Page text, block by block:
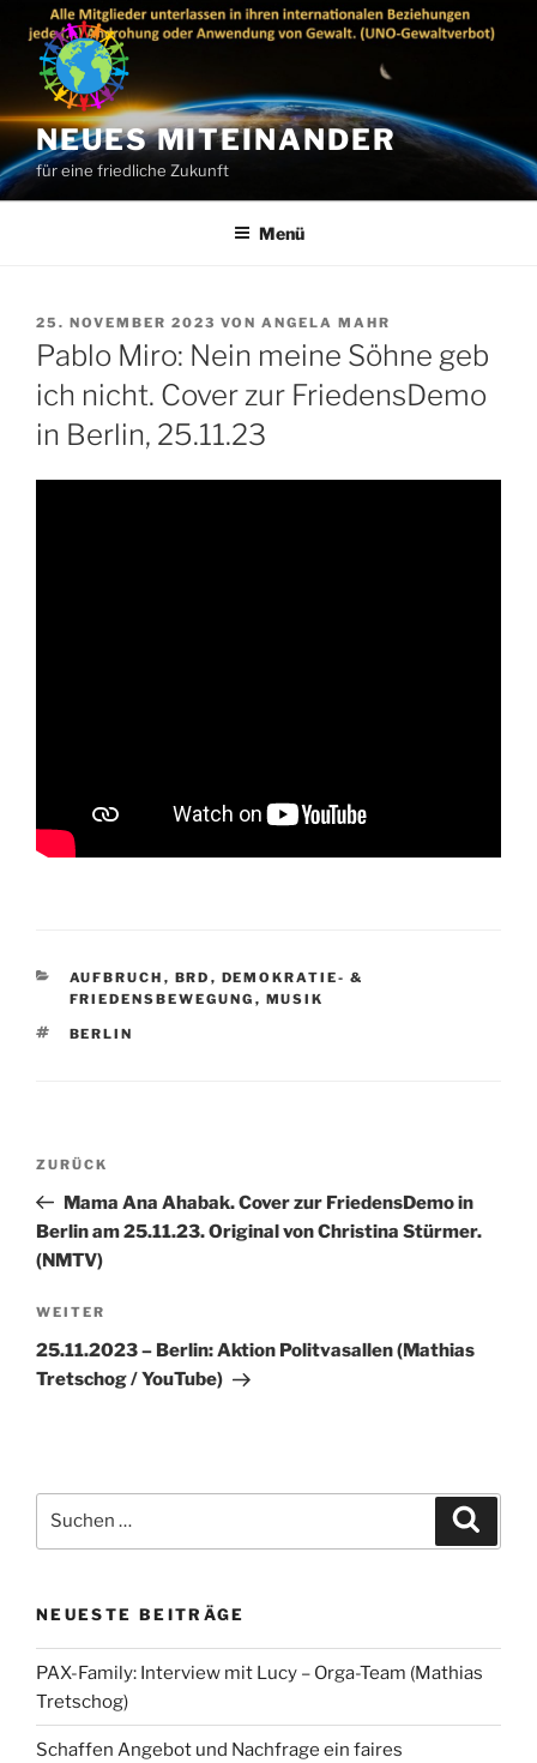
Inhalt
springen
NEUES MITEINANDER
für eine friedliche Zukunft
Menü
VERÖFFENTLICHT
AM
25. NOVEMBER 2023 VON ANGELA MAHR
Pablo Miro: Nein meine Söhne geb
ich nicht. Cover zur FriedensDemo
in Berlin, 25.11.23
KATEGORIEN
AUFBRUCH , BRD , DEMOKRATIE- &
FRIEDENSBEWEGUNG , MUSIK
SCHLAGWÖRTER
BERLIN
Beitragsnavigation
Vorheriger
Beitrag
ZURÜCK
Mama Ana Ahabak. Cover zur FriedensDemo in
Berlin am 25.11.23. Original von Christina Stürmer.
(NMTV)
Nächster
Beitrag
WEITER
25.11.2023 – Berlin: Aktion Politvasallen (Mathias
Tretschog / YouTube)
nach:
NEUESTE BEITRÄGE
PAX-Family: Interview mit Lucy – Orga-Team (Mathias
Tretschog)
Schaffen Angebot und Nachfrage ein faires